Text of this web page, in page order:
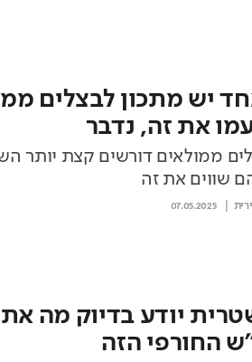
יש מתכון לבצלים
את זה, נדבר
ממולאים דורשים קצת יותר
שווים את זה
07.05.2025
יודע בדיוק מה
החורפי הזה